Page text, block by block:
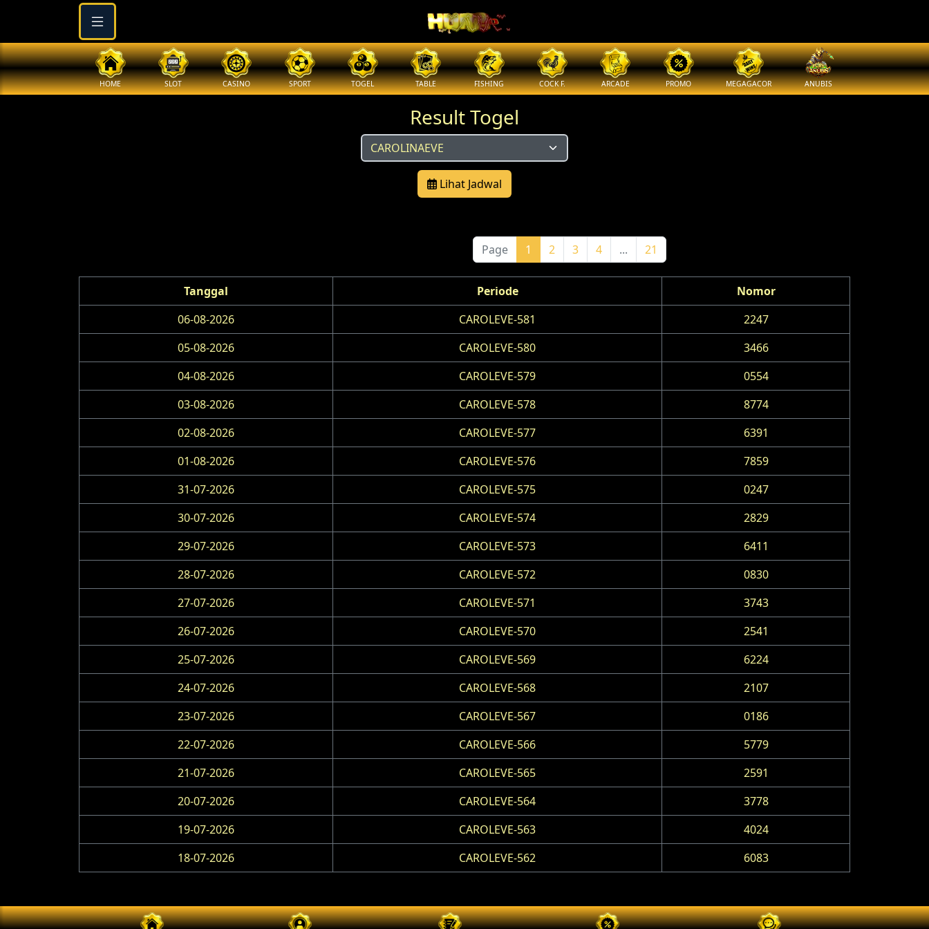
HOME SLOT CASINO SPORT TOGEL TABLE FISHING COCK F. ARCADE PROMO MEGAGACOR ANUBIS
Result Togel
Lihat Jadwal
Page 1 2 3 4 ... 21
Tanggal Periode
Nomor
06-08-2026
CAROLEVE-581
2247
05-08-2026
CAROLEVE-580
3466
04-08-2026
CAROLEVE-579
0554
03-08-2026
CAROLEVE-578
8774
02-08-2026
CAROLEVE-577
6391
01-08-2026
CAROLEVE-576
7859
31-07-2026
CAROLEVE-575
0247
30-07-2026
CAROLEVE-574
2829
29-07-2026
CAROLEVE-573
6411
28-07-2026
CAROLEVE-572
0830
27-07-2026
CAROLEVE-571
3743
26-07-2026
CAROLEVE-570
2541
25-07-2026
CAROLEVE-569
6224
24-07-2026
CAROLEVE-568
2107
23-07-2026
CAROLEVE-567
0186
22-07-2026
CAROLEVE-566
5779
21-07-2026
CAROLEVE-565
2591
20-07-2026
CAROLEVE-564
3778
19-07-2026
CAROLEVE-563
4024
18-07-2026
CAROLEVE-562 6083